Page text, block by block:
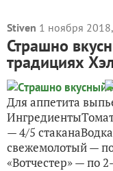
Stiven 1 ноября
Страшно
традициях
Для аппетита
— 4/5
свежемолотый —
«Вотчестер» — по